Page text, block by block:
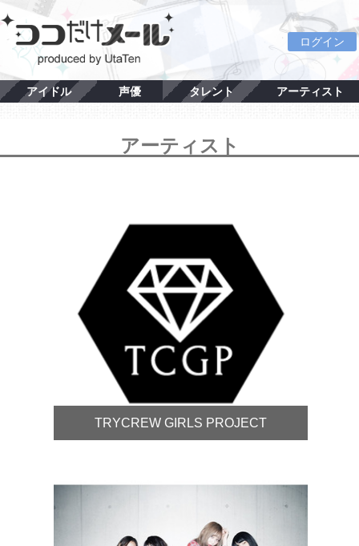
ログイン
アイドル 声優 タレント アーティスト
アーティスト
TRYCREW GIRLS PROJECT